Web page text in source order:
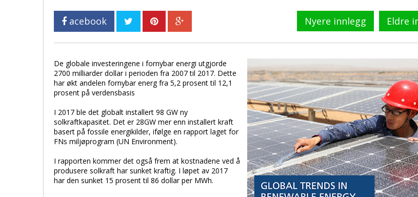
acebook Nyere innlegg Eldre
De globale investeringene i fornybar energi utgjorde
2700 milliarder dollar i perioden fra 2007 til 2017. Dette
har økt andelen fornybar energ fra 5,2 prosent til 12,1
prosent på verdensbasis
I 2017 ble det globalt installert 98 GW ny
solkraftkapasitet. Det er 28GW mer enn installert kraft
basert på fossile energikilder, ifølge en rapport laget for
FNs miljøprogram (UN Environment).
I rapporten kommer det også frem at kostnadene ved å
produsere solkraft har sunket kraftig. I løpet av 2017
har den sunket 15 prosent til 86 dollar per MWh.